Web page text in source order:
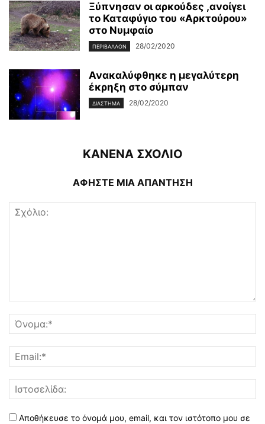
Ξύπνησαν οι αρκούδες ,ανοίγει
το Καταφύγιο του «Αρκτούρου»
στο Νυμφαίο
ΠΕΡΙΒΆΛΛΟΝ 28/02/2020
Ανακαλύφθηκε η μεγαλύτερη
έκρηξη στο σύμπαν
ΔΙΆΣΤΗΜΑ 28/02/2020
ΚΑΝΕΝΑ ΣΧΟΛΙΟ
ΑΦΗΣΤΕ ΜΙΑ ΑΠΑΝΤΗΣΗ
Αποθήκευσε το όνομά μου, email, και τον ιστότοπο μου σε